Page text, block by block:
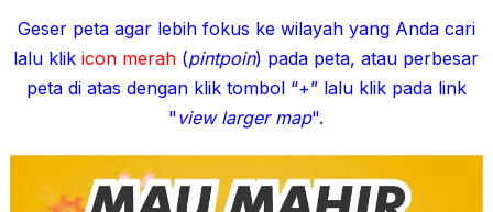
Geser peta agar lebih fokus ke wilayah yang Anda cari
lalu klikicon merah (pintpoin) pada peta, atau perbesar
peta di atas dengan klik tombol “+” lalu klik pada link
"view larger map".